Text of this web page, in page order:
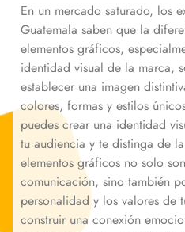
En un mercado saturado, los
Guatemala saben que la
elementos gráficos,
identidad visual de la marca,
establecer una imagen
colores, formas y estilos
puedes crear una identidad
tu audiencia y te distinga de
elementos gráficos no solo
comunicación, sino también
personalidad y los valores de
construir una conexión